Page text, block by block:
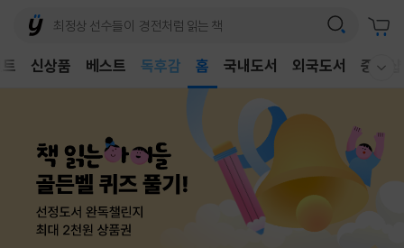
신상품 베스트
어린이
어린이 홈 국내도서 외국도서 중고샵